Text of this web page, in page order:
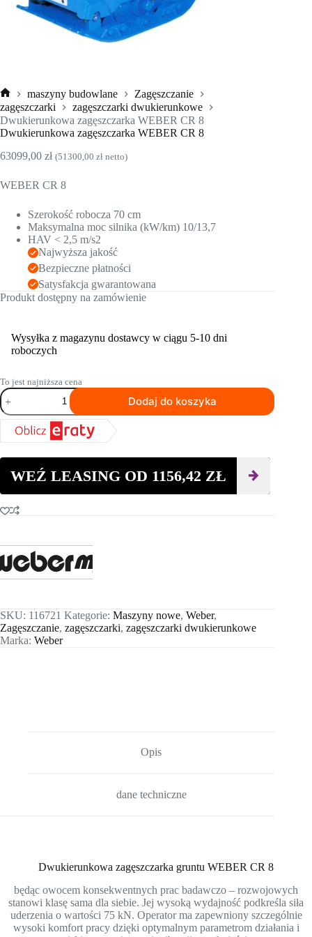
Strona
główna
maszyny budowlane
Zagęszczanie
zagęszczarki
zagęszczarki dwukierunkowe
Dwukierunkowa zagęszczarka WEBER CR 8
Dwukierunkowa zagęszczarka WEBER CR 8
63099,00 zł (51300,00 zł netto)
WEBER CR 8
Szerokość robocza 70 cm
Maksymalna moc silnika (kW/km) 10/13,7
HAV < 2,5 m/s2
Najwyższa jakość
Bezpieczne płatności
Satysfakcja gwarantowana
Produkt dostępny na zamówienie
Wysyłka z magazynu dostawcy w ciągu 5-10 dni
roboczych
To jest najniższa cena
ilość
Dwukierunkowa
zagęszczarka
WEBER
CR
Dodaj do koszyka
WEŹ LEASING OD 1156,42 ZŁ
SKU: 116721 Kategorie: Maszyny nowe, Weber,
Zagęszczanie, zagęszczarki, zagęszczarki dwukierunkowe
Marka: Weber
Opis
dane techniczne
Dwukierunkowa zagęszczarka gruntu WEBER CR 8
będąc owocem konsekwentnych prac badawczo – rozwojowych
stanowi klasę sama dla siebie. Jej wysoką wydajność podkreśla siła
uderzenia o wartości 75 kN. Operator ma zapewniony szczególnie
wysoki komfort pracy dzięki optymalnym parametrom działania i